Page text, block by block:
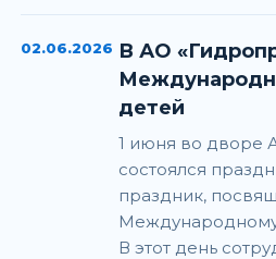
02.06.2026 В АО
детей
1 июня во дворе
состоялся
праздник,
В этот день